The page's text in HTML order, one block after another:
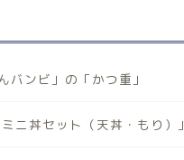
バンビ」の「かつ重」
ニ丼セット（天丼・もり）」